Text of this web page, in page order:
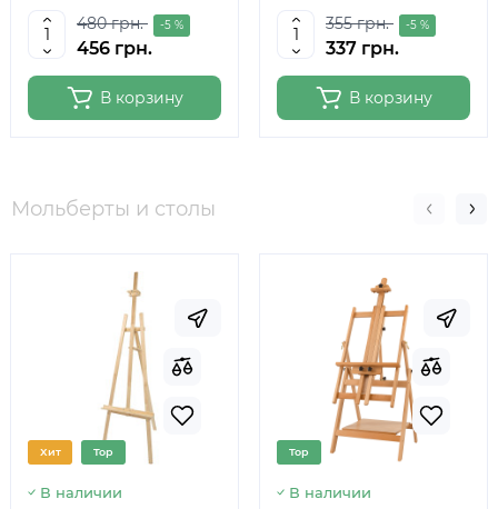
480 грн. -5 %
456 грн.
В корзину
355 грн. -5 %
337 грн.
В корзину
Мольберты и столы
Хит Top
В наличии
Top
В наличии